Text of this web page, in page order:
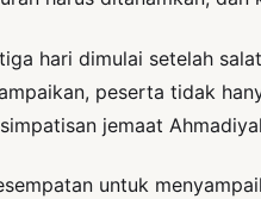
hari dimulai setelah
peserta tidak
jemaat
untuk